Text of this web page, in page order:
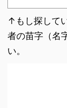
↑もし探して
者の苗字（名
い。